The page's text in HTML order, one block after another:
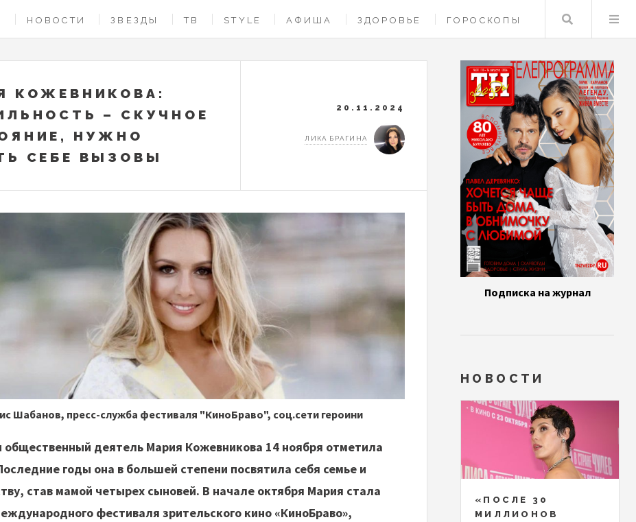
НОВОСТИ ЗВЕЗДЫ ТВ STYLE АФИША ЗДОРОВЬЕ ГОРОСКОПЫ Поиск
КОЖЕВНИКОВА:
– СКУЧНОЕ
НУЖНО
СЕБЕ ВЫЗОВЫ
20.11.2024
ЛИКА БРАГИНА
Шабанов, пресс-служба фестиваля "КиноБраво", соц.сети героини
общественный деятель Мария Кожевникова 14 ноября отметила
годы она в большей степени посвятила себя семье и
став мамой четырех сыновей. В начале октября Мария стала
фестиваля зрительского кино «КиноБраво»,
Подписка на журнал
НОВОСТИ
«ПОСЛЕ 30
МИЛЛИОНОВ